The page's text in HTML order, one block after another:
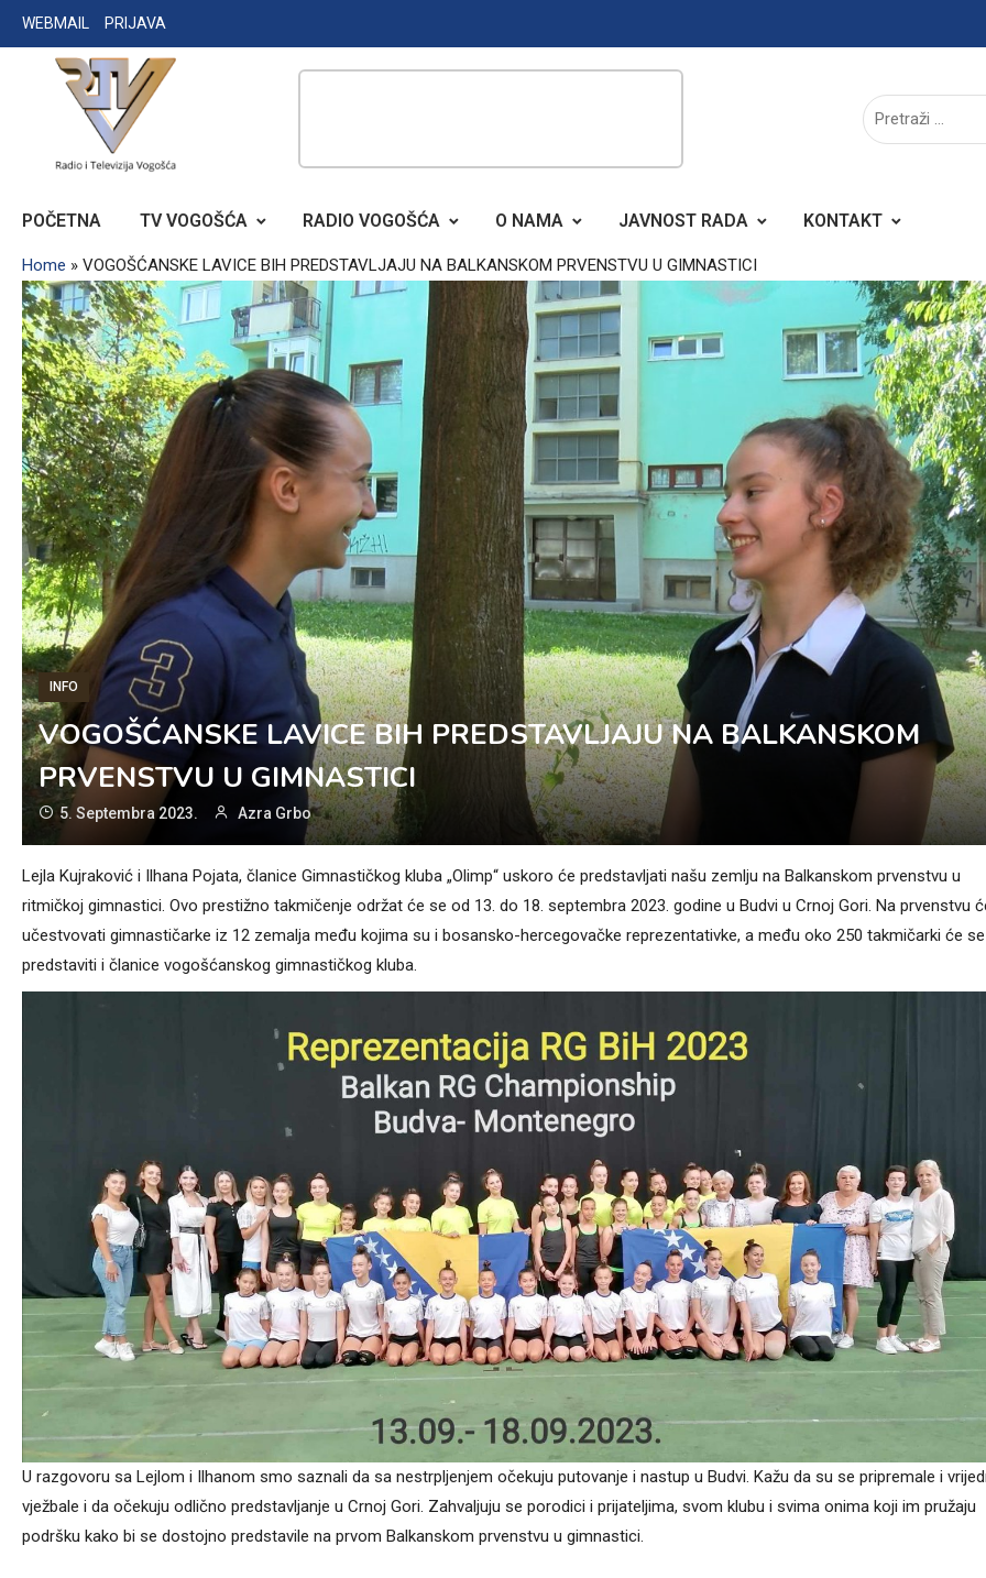
Skip
to
WEBMAIL PRIJAVA
RADIO TELEVIZIJA VOGOŠĆA
POČETNA TV VOGOŠĆA RADIO VOGOŠĆA O NAMA JAVNOST RADA KONTAKT
Home » VOGOŠĆANSKE LAVICE BIH PREDSTAVLJAJU NA BALKANSKOM PRVENSTVU U GIMNASTICI
INFO
VOGOŠĆANSKE LAVICE BIH PREDSTAVLJAJU NA BALKANSKOM
PRVENSTVU U GIMNASTICI
5. Septembra 2023. Azra Grbo
Lejla Kujraković i Ilhana Pojata, članice Gimnastičkog kluba „Olimp“ uskoro će predstavljati našu zemlju na Balkanskom prvenstvu u
ritmičkoj gimnastici. Ovo prestižno takmičenje održat će se od 13. do 18. septembra 2023. godine u Budvi u Crnoj Gori. Na prvenstvu
učestvovati gimnastičarke iz 12 zemalja među kojima su i bosansko-hercegovačke reprezentativke, a među oko 250 takmičarki će se
predstaviti i članice vogošćanskog gimnastičkog kluba.
U razgovoru sa Lejlom i Ilhanom smo saznali da sa nestrpljenjem očekuju putovanje i nastup u Budvi. Kažu da su se pripremale i
vježbale i da očekuju odlično predstavljanje u Crnoj Gori. Zahvaljuju se porodici i prijateljima, svom klubu i svima onima koji im pružaju
podršku kako bi se dostojno predstavile na prvom Balkanskom prvenstvu u gimnastici.